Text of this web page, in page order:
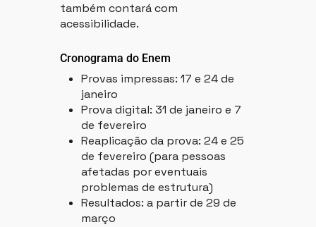
também contará com
acessibilidade.
Cronograma do Enem
Provas impressas: 17 e 24 de
janeiro
Prova digital: 31 de janeiro e 7
de fevereiro
Reaplicação da prova: 24 e 25
de fevereiro (para pessoas
afetadas por eventuais
problemas de estrutura)
Resultados: a partir de 29 de
março